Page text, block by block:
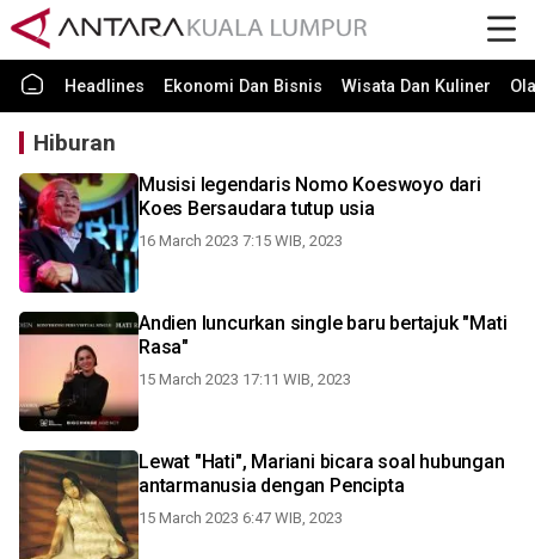
Headlines Ekonomi Dan Bisnis Wisata Dan Kuliner
Hiburan
Musisi legendaris Nomo Koeswoyo dari
Koes Bersaudara tutup usia
16 March 2023 7:15 WIB, 2023
Andien luncurkan single baru bertajuk "Mati
Rasa"
15 March 2023 17:11 WIB, 2023
Lewat "Hati", Mariani bicara soal hubungan
antarmanusia dengan Pencipta
15 March 2023 6:47 WIB, 2023